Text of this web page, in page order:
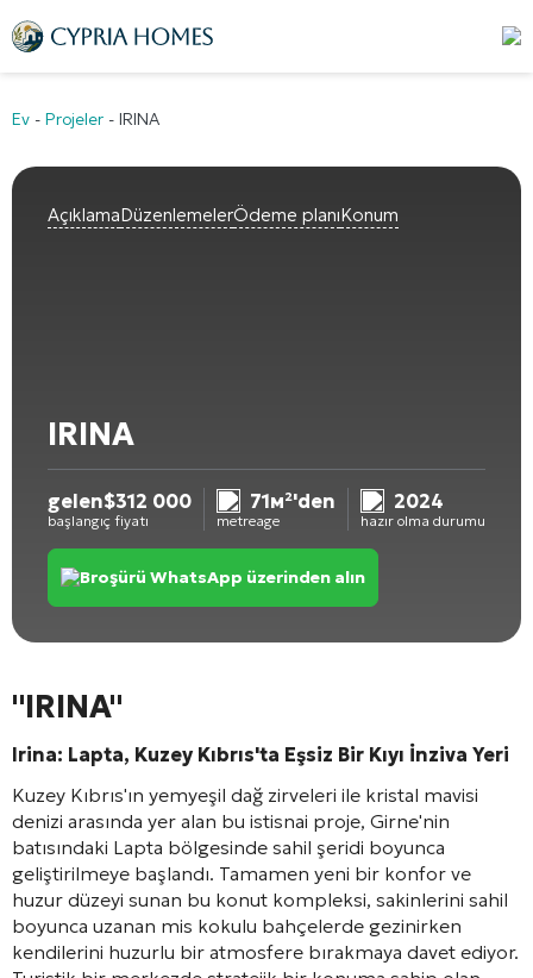
Ev - Projeler - IRINA
AçıklamaDüzenlemelerÖdeme planıKonum
IRINA
gelen$312 000
başlangıç fiyatı
71м²'den
metreage
2024
hazır olma durumu
Broşürü WhatsApp üzerinden alın
"IRINA"
Irina: Lapta, Kuzey Kıbrıs'ta Eşsiz Bir Kıyı İnziva Yeri
Kuzey Kıbrıs'ın yemyeşil dağ zirveleri ile kristal mavisi
denizi arasında yer alan bu istisnai proje, Girne'nin
batısındaki Lapta bölgesinde sahil şeridi boyunca
geliştirilmeye başlandı. Tamamen yeni bir konfor ve
huzur düzeyi sunan bu konut kompleksi, sakinlerini sahil
boyunca uzanan mis kokulu bahçelerde gezinirken
kendilerini huzurlu bir atmosfere bırakmaya davet ediyor.